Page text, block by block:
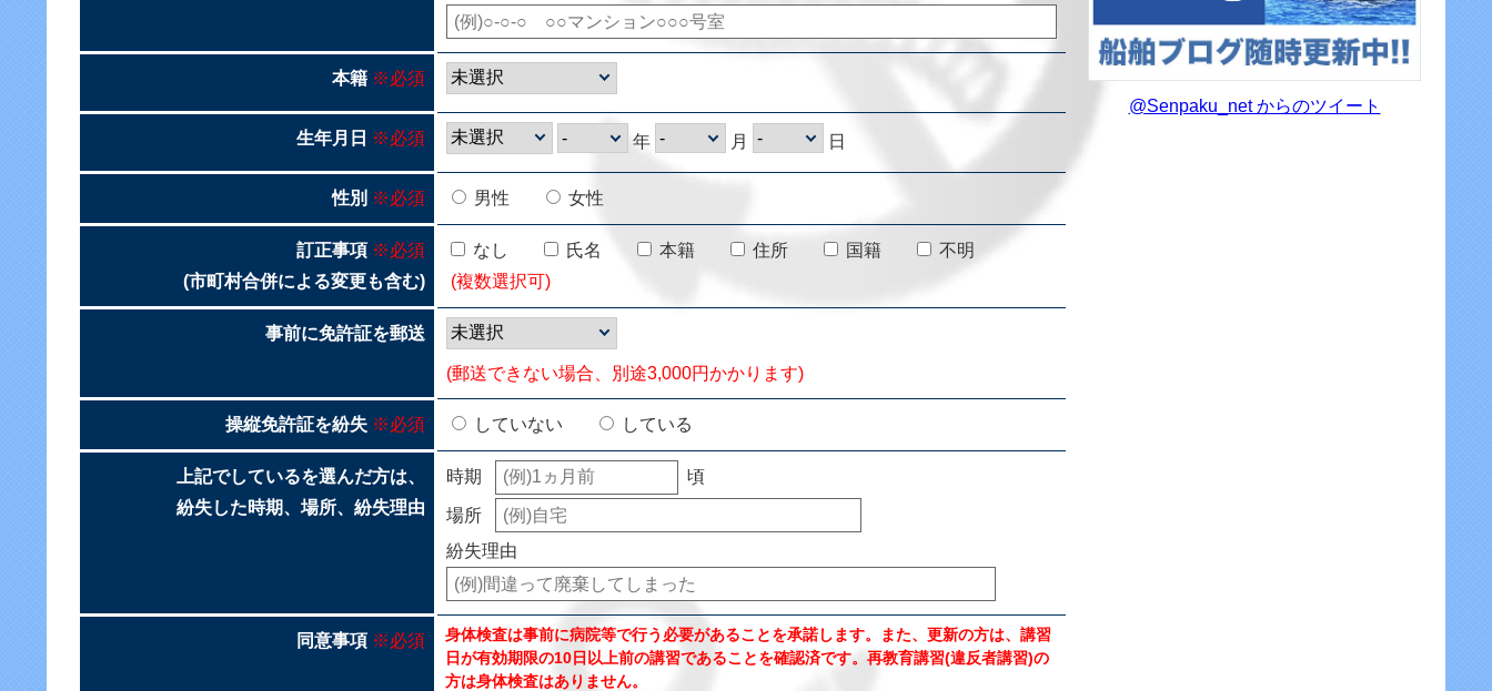
本籍 ※必須
生年月日 ※必須 年 月 日
性別 ※必須 男性 女性
訂正事項 ※必須
(市町村合併による変更も含む)
なし 氏名 本籍 住所 国籍
不明
(複数選択可)
事前に免許証を郵送
(郵送できない場合、別途3,000円かかります)
操縦免許証を紛失 ※必須 していない している
上記でしているを選んだ方は、
紛失した時期、場所、紛失理由
時期 頃
場所
紛失理由
同意事項 ※必須
身体検査は事前に病院等で行う必要があることを承諾します。また、更新の方は、講習
日が有効期限の10日以上前の講習であることを確認済です。再教育講習(違反者講習)の
方は身体検査はありません。
@Senpaku_net からのツイート